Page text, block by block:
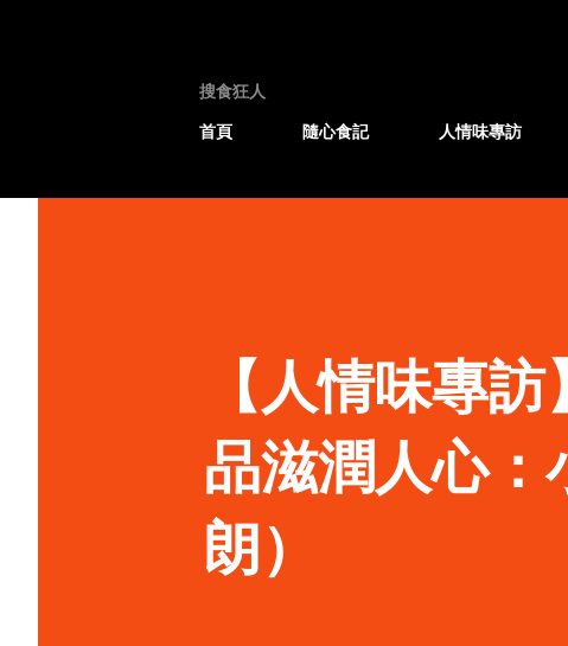
搜食狂人
首頁
隨心食記 人情味專訪
【人情味專
品滋潤人心：
朗）